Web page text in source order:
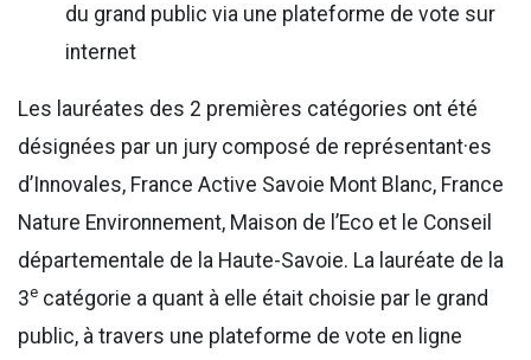
du grand public via une plateforme de vote sur
internet
Les lauréates des 2 premières catégories ont été
désignées par un jury composé de représentant·es
d’Innovales, France Active Savoie Mont Blanc, France
Nature Environnement, Maison de l’Eco et le Conseil
départementale de la Haute-Savoie. La lauréate de la
3e catégorie a quant à elle était choisie par le grand
public, à travers une plateforme de vote en ligne